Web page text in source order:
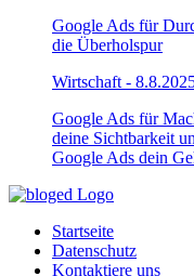
Google Ads für
die Überholspur
Wirtschaft -
Google Ads für
deine Sichtbarkeit
Google Ads dein
Startseite
Datenschutz
Kontaktiere uns